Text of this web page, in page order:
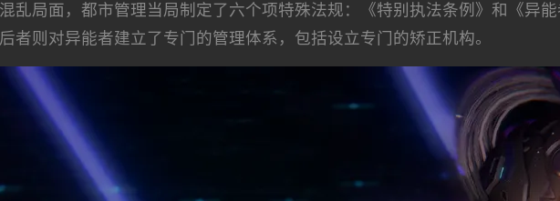
乱局面，都市管理当局制定了六个项特殊法规：《特别执法条例》和《异
者则对异能者建立了专门的管理体系，包括设立专门的矫正机构。